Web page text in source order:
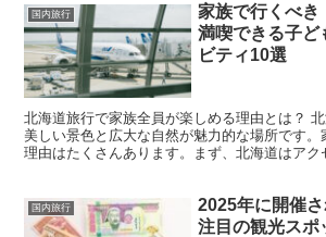
国内旅行
家族で行くべき
満喫できる子ど
ビティ10選
北海道旅行で家族全員が楽しめる理由とは？
美しい景色と広大な自然が魅力的な場所です。
理由はたくさんあります。まず、北海道はアク
国内旅行
2025年に開催さ
注目の観光スポ